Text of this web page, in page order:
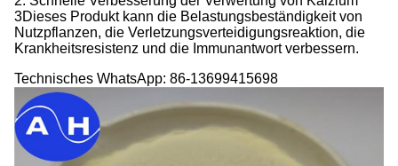
3Dieses Produkt kann die Belastungsbeständigkeit von
Nutzpflanzen, die Verletzungsverteidigungsreaktion, die
Krankheitsresistenz und die Immunantwort verbessern.
Technisches WhatsApp: 86-13699415698